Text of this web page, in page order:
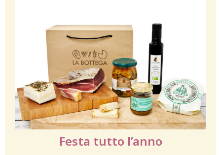
Festa tutto l’anno